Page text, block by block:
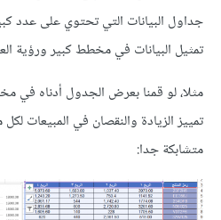
جداول البيانات التي تحتوي على عدد
تمثيل البيانات في مخطط كبير ورؤية
مثلا، لو قمنا بعرض الجدول أدناه
تمييز الزيادة والنقصان في المبيعات
متشابكة جدا: